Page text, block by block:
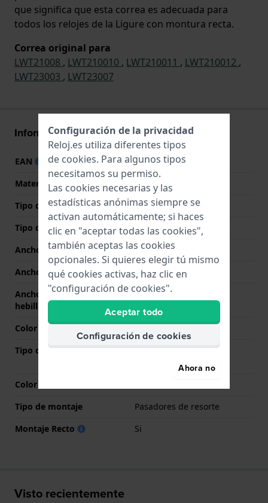
que significa que esta correa es adecuada para
todos los relojes de la Ligure con montura recta.
Correa original para
LWT21008 , LWT210010 , LWT210011 , LWT210012 ,
LWT23003 , LWT23007
Información Correa
EAN
9507588294377
Material correa
Acero inoxidable
Tipo de material
Tipo de correa
Pulsera de eslabones
Ancho de correa
22 mm
Ancho de las asas
22 mm
Ancho de correa en la
hebilla
20 mm
Color de correa
Plateado
Tipo de cierre
Cierre desplegable con
Color del cierre
Tipo de montaje
Pasadores de resorte
Montaje Recto
Si
Visto recientemente
Configuración de la privacidad
Reloj.es utiliza diferentes tipos
de cookies. Para algunos tipos
necesitamos su permiso.
Las cookies necesarias y las
estadísticas anónimas siempre se
activan automáticamente; si haces
clic en "aceptar todas las cookies",
también aceptas las cookies
opcionales. Si quieres elegir tú mismo
qué cookies activas, haz clic en
"configuración de cookies".
Aceptar todo
Configuración de cookies
Ahora no